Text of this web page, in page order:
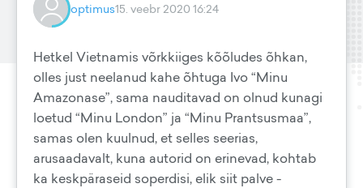
optimus15. veebr 2020 16:24
Hetkel Vietnamis võrkkiiges kõõludes õhkan,
olles just neelanud kahe õhtuga Ivo “Minu
Amazonase”, sama nauditavad on olnud kunagi
loetud “Minu London” ja “Minu Prantsusmaa”,
samas olen kuulnud, et selles seerias,
arusaadavalt, kuna autorid on erinevad, kohtab
ka keskpäraseid soperdisi, elik siit palve -